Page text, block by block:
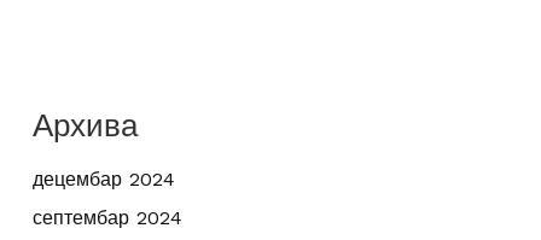
Архива
децембар 2024
септембар 2024